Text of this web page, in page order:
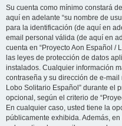
Su cuenta como mínimo constará
aquí en adelante “su nombre de
para la identificación (de aquí en
email personal válida (de aquí en
cuenta en “Proyecto Aon Español /
las leyes de protección de datos
instalados. Cualquier información
contraseña y su dirección de e-
Lobo Solitario Español” durante el
opcional, según el criterio de
En cualquier caso, usted tiene la
públicamente exhibida. Además,